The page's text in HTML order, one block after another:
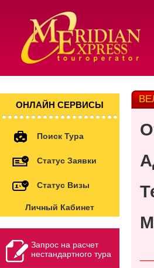
ОНЛАЙН СЕРВИСЫ
Поиск Тура
Статус Заявки
Статус Визы
Личный Кабинет
Запрос на расчет
нестандартного тура